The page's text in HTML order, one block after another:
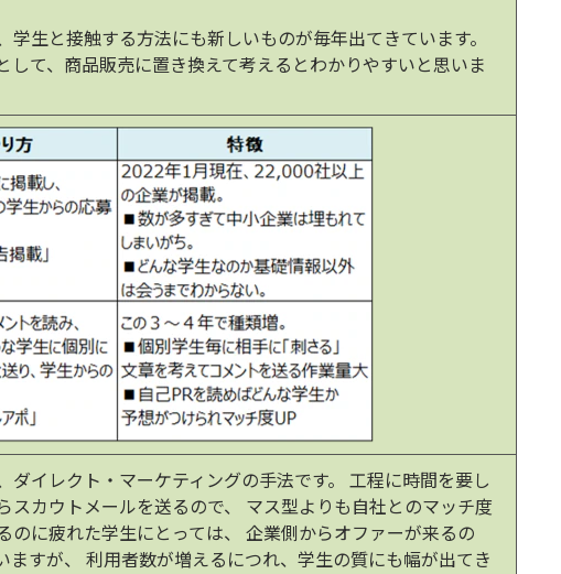
生と接触する方法にも新しいものが毎年出てきています。
して、商品販売に置き換えて考えるとわかりやすいと思いま
イレクト・マーケティングの手法です。 工程に時間を要し
スカウトメールを送るので、 マス型よりも自社とのマッチ度
のに疲れた学生にとっては、 企業側からオファーが来るの
ますが、 利用者数が増えるにつれ、学生の質にも幅が出てき